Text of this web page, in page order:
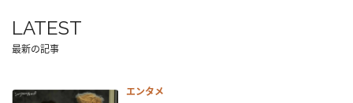
LATEST
最新の記事
エンタメ